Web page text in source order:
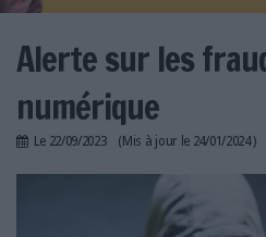
LES DOSSIERS
LES GUIDES PRATIQUES
Alerte sur les
numérique
Le 22/09/2023 (Mis à jour le 24/01/2024)
identite-numerique-
fraude-documentaire.jpg